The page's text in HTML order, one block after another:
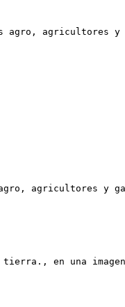
agro, agricultores y
agricultores y
en una